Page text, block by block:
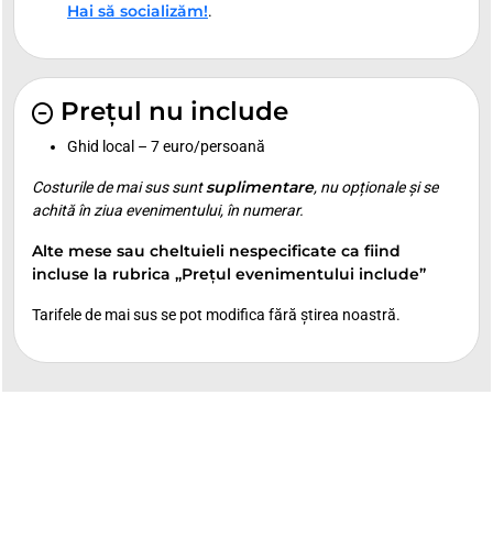
Hai să socializăm!.
Prețul nu include
Ghid local – 7 euro/persoană
Costurile de mai sus suntsuplimentare, nu opționale și se
achită în ziua evenimentului, în numerar.
Alte mese sau cheltuieli nespecificate ca fiind
incluse la rubrica „Prețul evenimentului include”
Tarifele de mai sus se pot modifica fără știrea noastră.